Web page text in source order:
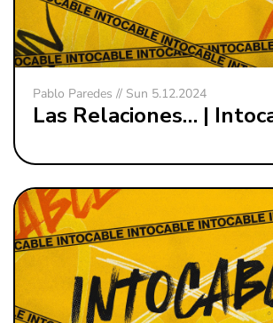
Pablo Paredes // Sun 5.12.2024
Las Relaciones… |